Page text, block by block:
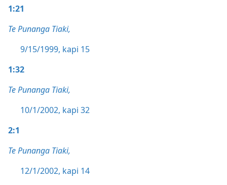
1:21
Te Punanga Tiaki,
9/15/1999, kapi 15
1:32
Te Punanga Tiaki,
10/1/2002, kapi 32
2:1
Te Punanga Tiaki,
12/1/2002, kapi 14